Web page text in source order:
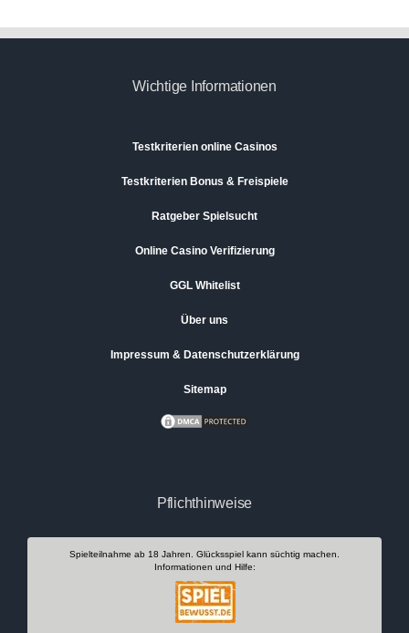
Wichtige Informationen
Testkriterien online Casinos
Testkriterien Bonus & Freispiele
Ratgeber Spielsucht
Online Casino Verifizierung
GGL Whitelist
Über uns
Impressum & Datenschutzerklärung
Sitemap
Pflichthinweise
Spielteilnahme ab 18 Jahren. Glücksspiel kann süchtig machen.
Informationen und Hilfe: